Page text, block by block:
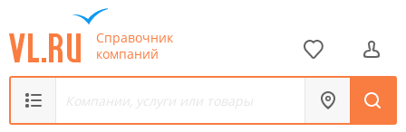
Справочник
компаний